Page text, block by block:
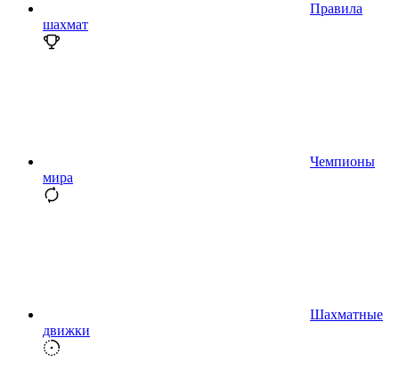
Правила
шахмат
Чемпионы
мира
Шахматные
движки